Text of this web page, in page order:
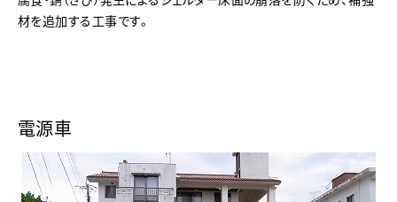
材を追加する工事です。
電源車